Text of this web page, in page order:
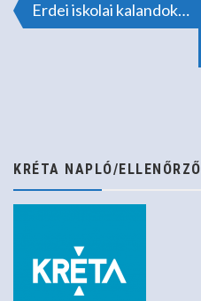
Bejegyzés
Erdei iskolai kalandok…
KRÉTA NAPLÓ/ELLENŐRZŐ